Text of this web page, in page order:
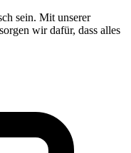
sein. Mit unserer
wir dafür, dass alles